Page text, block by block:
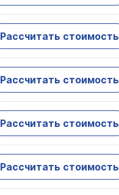
Рассчитать стоимость
Рассчитать стоимость
Рассчитать стоимость
Рассчитать стоимость